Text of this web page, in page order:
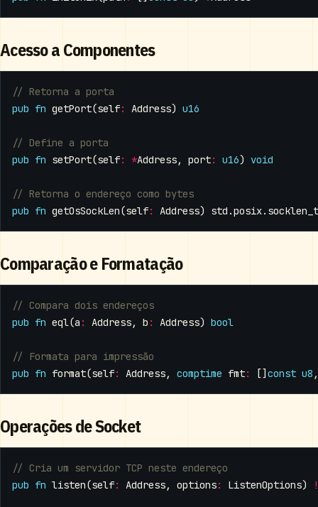
Acesso a Componentes
pub fn getPort(self: Address) u16
pub fn setPort(self: *Address, port: u16) void
pub fn getOsSockLen(self: Address) std .posix. socklen_t
Comparação e Formatação
pub fn eql(a : Address, b : Address) bool
pub fn format(self: Address, comptime fmt: [] const u8 ,
Operações de Socket
pub fn listen(self: Address, options: ListenOptions) !